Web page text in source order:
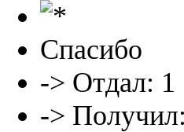
Спасибо
-> Отдал: 1
->